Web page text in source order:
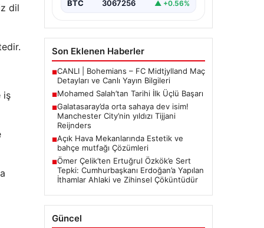
dil
iş
BTC 3067256 ▲ +0.56%
Son Eklenen Haberler
■CANLI | Bohemians – FC Midtjylland Maç
Detayları ve Canlı Yayın Bilgileri
■Mohamed Salah’tan Tarihi İlk Üçlü Başarı
■Galatasaray’da orta sahaya dev isim!
Manchester City’nin yıldızı Tijjani
Reijnders
■Açık Hava Mekanlarında Estetik ve
bahçe mutfağı Çözümleri
■Ömer Çelik’ten Ertuğrul Özkök’e Sert
Tepki: Cumhurbaşkanı Erdoğan’a Yapılan
İthamlar Ahlaki ve Zihinsel Çöküntüdür
Güncel